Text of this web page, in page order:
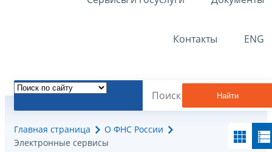
Контакты ENG
Найти
Главная страница
О ФНС России
Электронные сервисы